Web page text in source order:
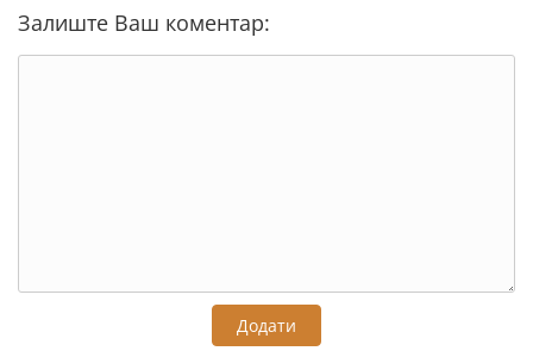
Залиште Ваш коментар:
Додати